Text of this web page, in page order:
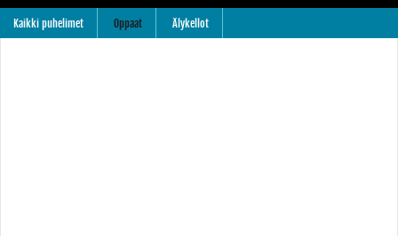
Kaikki puhelimet Oppaat Älykellot